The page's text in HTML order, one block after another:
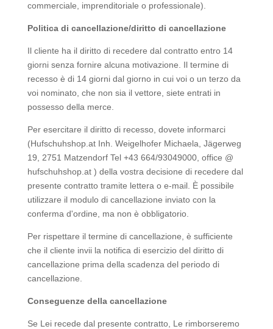
commerciale, imprenditoriale o professionale).
Politica di cancellazione/diritto di cancellazione
Il cliente ha il diritto di recedere dal contratto entro 14
giorni senza fornire alcuna motivazione. Il termine di
recesso è di 14 giorni dal giorno in cui voi o un terzo da
voi nominato, che non sia il vettore, siete entrati in
possesso della merce.
Per esercitare il diritto di recesso, dovete informarci
(Hufschuhshop.at Inh. Weigelhofer Michaela, Jägerweg
19, 2751 Matzendorf Tel +43 664/93049000, office @
hufschuhshop.at ) della vostra decisione di recedere dal
presente contratto tramite lettera o e-mail. È possibile
utilizzare il modulo di cancellazione inviato con la
conferma d'ordine, ma non è obbligatorio.
Per rispettare il termine di cancellazione, è sufficiente
che il cliente invii la notifica di esercizio del diritto di
cancellazione prima della scadenza del periodo di
cancellazione.
Conseguenze della cancellazione
Se Lei recede dal presente contratto, Le rimborseremo